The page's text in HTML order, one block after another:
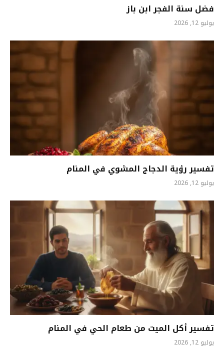
فضل سنة الفجر ابن باز
يوليو 12, 2026
تفسير رؤية الدجاج المشوي في المنام
يوليو 12, 2026
تفسير أكل الميت من طعام الحي في المنام
يوليو 12, 2026